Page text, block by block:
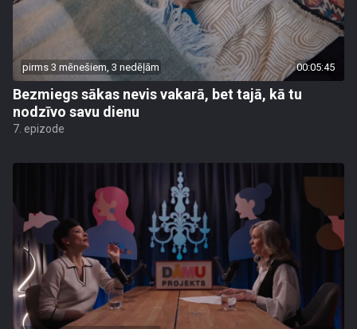
pirms 3 mēnešiem, 3 nedēļām 00:05:45
Bezmiegs sākas nevis vakarā, bet tajā, kā tu
nodzīvo savu dienu
7. epizode